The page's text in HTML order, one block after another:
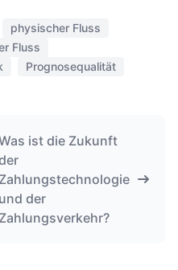
physischer Fluss
Fluss
Prognosequalität
ist die Zukunft
Zahlungstechnologie
und der
Zahlungsverkehr?